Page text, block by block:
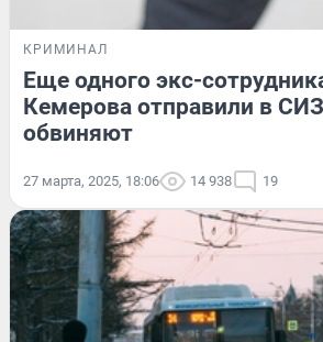
КРИМИНАЛ
Еще одного экс-
Кемерова отправили в
обвиняют
27 марта, 2025, 18:06 14 938 19